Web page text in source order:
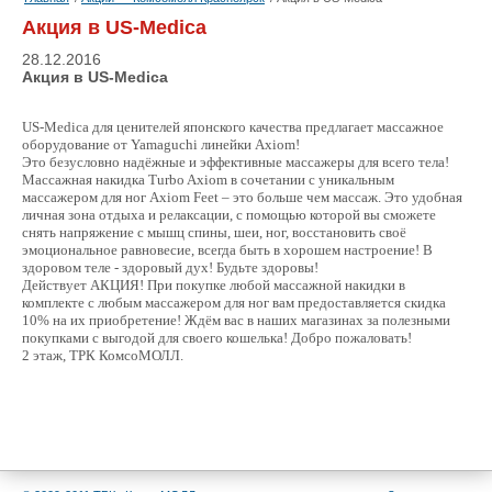
Акция в US-Medica
28.12.2016
Акция в US-Medica
US-Medica для ценителей японского качества предлагает массажное
оборудование от Yamaguchi линейки Axiom!
Это безусловно надёжные и эффективные массажеры для всего тела!
Массажная накидка Turbo Axiom в сочетании с уникальным
массажером для ног Axiom Feet – это больше чем массаж. Это удобная
личная зона отдыха и релаксации, с помощью которой вы сможете
снять напряжение с мышц спины, шеи, ног, восстановить своё
эмоциональное равновесие, всегда быть в хорошем настроение! В
здоровом теле - здоровый дух! Будьте здоровы!
Действует АКЦИЯ! При покупке любой массажной накидки в
комплекте с любым массажером для ног вам предоставляется скидка
10% на их приобретение! Ждём вас в наших магазинах за полезными
покупками с выгодой для своего кошелька! Добро пожаловать!
2 этаж, ТРК КомсоМОЛЛ.